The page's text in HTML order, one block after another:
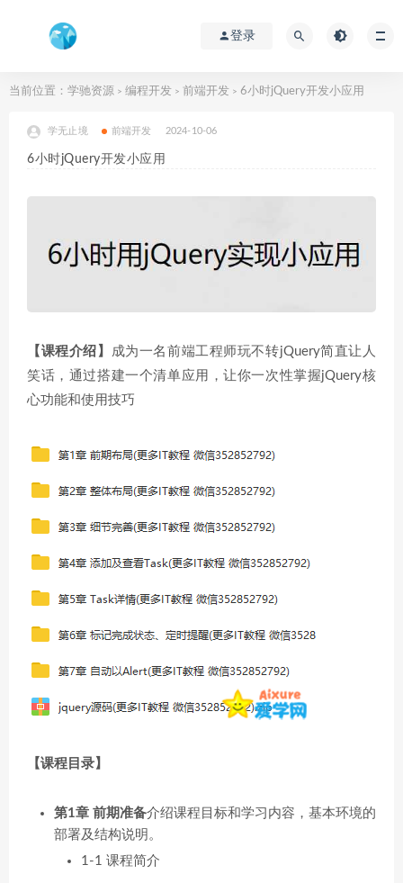
登录
当前位置： 学驰资源 > 编程开发 > 前端开发 > 6小时jQuery开发小应用
学无止境 前端开发 2024-10-06
6小时jQuery开发小应用
【课程介绍】
成为一名前端工程师玩不转jQuery简直让人
笑话，通过搭建一个清单应用，让你一次性掌握jQuery核
心功能和使用技巧
【课程目录】
第1章 前期准备介绍课程目标和学习内容，基本环境的
部署及结构说明。
1-1 课程简介